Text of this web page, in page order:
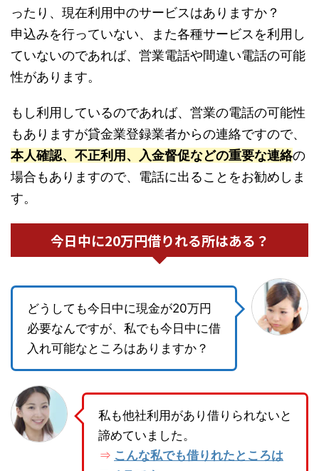
ったり、現在利用中のサービスはありますか？
申込みを行っていない、また各種サービスを利用し
ていないのであれば、営業電話や間違い電話の可能
性があります。
もし利用しているのであれば、営業の電話の可能性
もありますが貸金業登録業者からの連絡ですので、
本人確認、不正利用、入金督促などの重要な連絡の
場合もありますので、電話に出ることをお勧めしま
す。
今日中に20万円借りれる所はある？
どうしても今日中に現金が20万円
必要なんですが、私でも今日中に借
入れ可能なところはありますか？
私も他社利用があり借りられないと
諦めていました。
⇒ こんな私でも借りれたところは